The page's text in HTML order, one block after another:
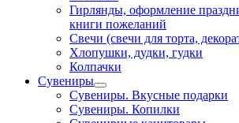
Гирлянды, оформление
книги пожеланий
Свечи (свечи для торта,
Хлопушки, дудки, гудки
Колпачки
Сувениры
Сувениры. Вкусные подарки
Сувениры. Копилки